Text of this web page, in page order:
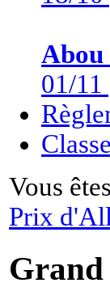
Abou
01/11
Vous
Prix